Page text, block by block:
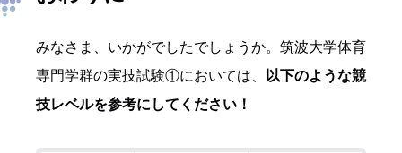
みなさま、いかがでしたでしょうか。筑波大学体育
専門学群の実技試験①においては、
以下のような競
技レベルを参考にしてください！